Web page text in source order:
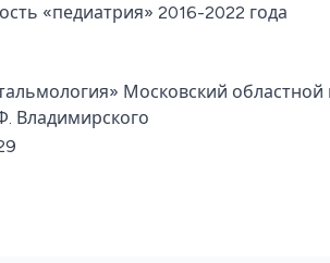
«педиатрия» 2016-2022 года
Московский областной
Владимирского